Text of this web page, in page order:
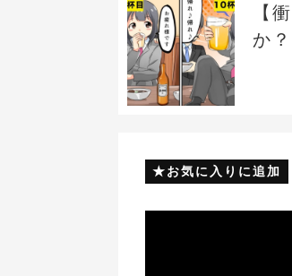
【
か？
お気に入りに追加